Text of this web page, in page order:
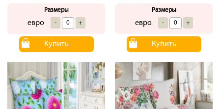
Размеры
евро - +
Купить
Размеры
евро - +
Купить